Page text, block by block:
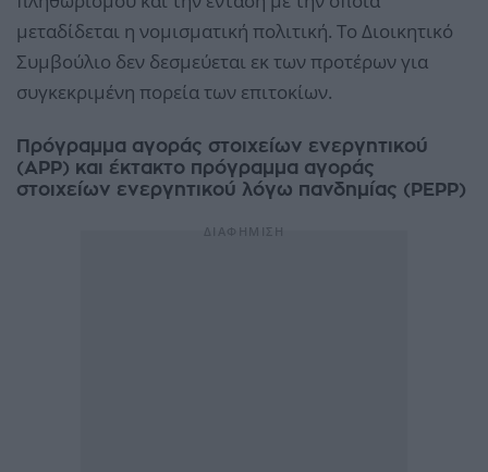
μεταδίδεται η νομισματική πολιτική. Το Διοικητικό
Συμβούλιο δεν δεσμεύεται εκ των προτέρων για
συγκεκριμένη πορεία των επιτοκίων.
Πρόγραμμα αγοράς στοιχείων ενεργητικού
(APP) και έκτακτο πρόγραμμα αγοράς
στοιχείων ενεργητικού λόγω πανδημίας (PEPP)